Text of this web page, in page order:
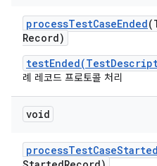
processTestCaseEnded
Record)
례 레코드 프로토콜 처리
void
processTestCaseStarted